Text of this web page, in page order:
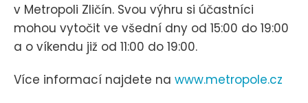
v Metropoli Zličín. Svou výhru si účastníci
mohou vytočit ve všední dny od 15:00 do 19:00
a o víkendu již od 11:00 do 19:00.
Více informací najdete na www.metropole.cz